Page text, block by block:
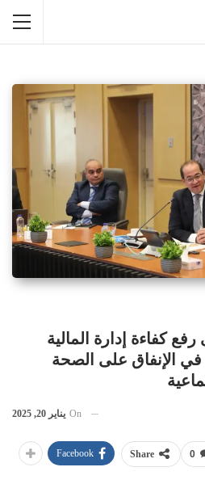
كفاءة إدارة المالية
في الإنفاق على الصحة
On يناير 20, 2025
0
Share
Facebook